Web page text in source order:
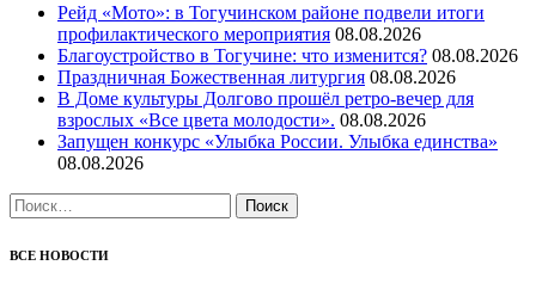
Рейд «Мото»: в Тогучинском районе подвели итоги
профилактического мероприятия 08.08.2026
Благоустройство в Тогучине: что изменится? 08.08.2026
Праздничная Божественная литургия 08.08.2026
В Доме культуры Долгово прошёл ретро-вечер для
взрослых «Все цвета молодости». 08.08.2026
Запущен конкурс «Улыбка России. Улыбка единства»
08.08.2026
Найти:
ВСЕ НОВОСТИ